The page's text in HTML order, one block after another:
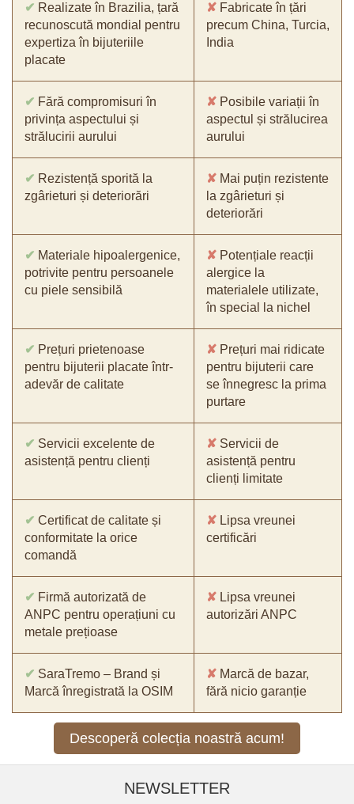
✔ Realizate în Brazilia, țară
recunoscută mondial pentru
expertiza în bijuteriile
placate
✘ Fabricate în țări
precum China, Turcia,
India
✔ Fără compromisuri în
privința aspectului și
strălucirii aurului
✘ Posibile variații în
aspectul și strălucirea
aurului
✔ Rezistență sporită la
zgârieturi și deteriorări
✘ Mai puțin rezistente
la zgârieturi și
deteriorări
✔ Materiale hipoalergenice,
potrivite pentru persoanele
cu piele sensibilă
✘ Potențiale reacții
alergice la
materialele utilizate,
în special la nichel
✔ Prețuri prietenoase
pentru bijuterii placate într-
adevăr de calitate
✘ Prețuri mai ridicate
pentru bijuterii care
se înnegresc la prima
purtare
✔ Servicii excelente de
asistență pentru clienți
✘ Servicii de
asistență pentru
clienți limitate
✔ Certificat de calitate și
conformitate la orice
comandă
✘ Lipsa vreunei
certificări
✔ Firmă autorizată de
ANPC pentru operațiuni cu
metale prețioase
✘ Lipsa vreunei
autorizări ANPC
✔ SaraTremo – Brand și
Marcă înregistrată la OSIM
✘ Marcă de bazar,
fără nicio garanție
Descoperă colecția noastră acum!
NEWSLETTER